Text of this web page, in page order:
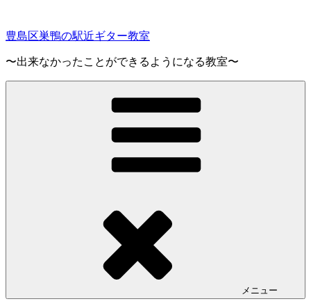
テ
へ
豊島区巣鴨の駅近ギター教室
〜出来なかったことができるようになる教室〜
メニュー